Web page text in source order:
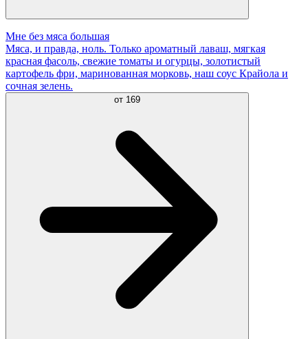
Мне без мяса большая
Мяса, и правда, ноль. Только ароматный лаваш, мягкая
красная фасоль, свежие томаты и огурцы, золотистый
картофель фри, маринованная морковь, наш соус Крайола и
сочная зелень.
от 169